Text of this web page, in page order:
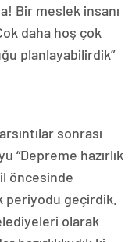
Bir meslek insanı
daha hoş çok
planlayabilirdik”
sonrası
“Depreme hazırlık
öncesinde
periyodu geçirdik.
olarak